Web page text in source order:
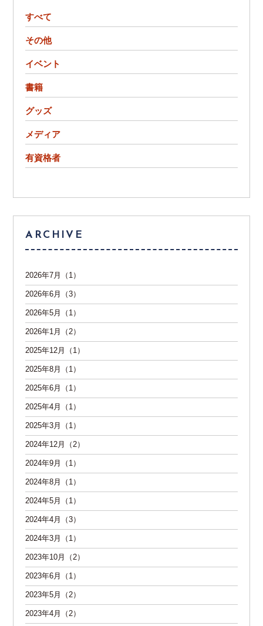
すべて
その他
イベント
書籍
グッズ
メディア
有資格者
ARCHIVE
2026年7月（1）
2026年6月（3）
2026年5月（1）
2026年1月（2）
2025年12月（1）
2025年8月（1）
2025年6月（1）
2025年4月（1）
2025年3月（1）
2024年12月（2）
2024年9月（1）
2024年8月（1）
2024年5月（1）
2024年4月（3）
2024年3月（1）
2023年10月（2）
2023年6月（1）
2023年5月（2）
2023年4月（2）